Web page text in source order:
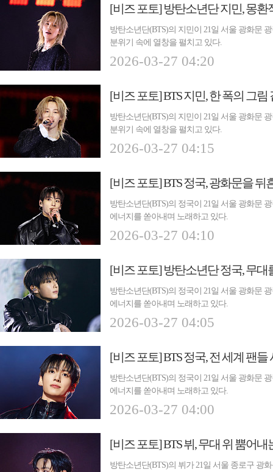
[비즈 포토] 방탄소년단 지민, 몽환
방탄소년단(BTS)의 지민이 21일 서울 광화문
분위기 속에 열창을 펼치고 있다.
2026-03-27 04:20
[비즈 포토] BTS 지민, 한 폭의 그
방탄소년단(BTS)의 지민이 21일 서울 광화문
분위기 속에 열창을 펼치고 있다.
2026-03-27 04:15
[비즈 포토] BTS 정국, 광화문을
방탄소년단(BTS)의 정국이 21일 서울 광화문
에너지를 쏟아내며 노래하고 있다.
2026-03-27 04:10
[비즈 포토] 방탄소년단 정국, 무
방탄소년단(BTS)의 정국이 21일 서울 광화문
에너지를 쏟아내며 노래하고 있다.
2026-03-27 04:05
[비즈 포토] BTS 정국, 전 세계 팬
방탄소년단(BTS)의 정국이 21일 서울 광화문
에너지를 쏟아내며 노래하고 있다.
2026-03-27 04:00
[비즈 포토] BTS 뷔, 무대 위 뿜어
방탄소년단(BTS)의 뷔가 21일 서울 종로구 광